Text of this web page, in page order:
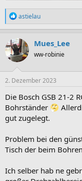
R
e
a
k
t
i
o
n
e
:
astielau
Mues_Lee
ww-robinie
2. Dezember 2023
Die Bosch GSB 21-2
Bohrständer
gut zugelegt.
Problem bei den
Tisch der beim
Ich selber hab ne